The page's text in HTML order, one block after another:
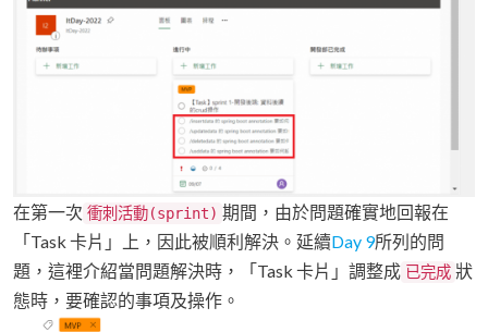
在第一次 衝刺活動(sprint) 期間，由於問題確實地回報在
「Task 卡片」上，因此被順利解決。延續Day 9所列的問
題，這裡介紹當問題解決時，「Task 卡片」調整成 已完成 狀
態時，要確認的事項及操作。